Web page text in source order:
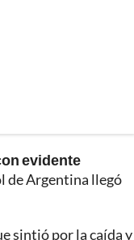
evidente
de Argentina llegó
sintió por la caída y